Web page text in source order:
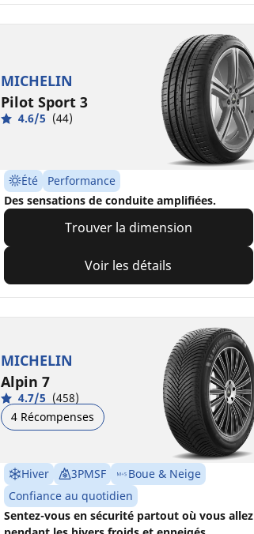
MICHELIN
Pilot Sport 3
4.6/5 (44)
Été
Performance
Des sensations de conduite amplifiées.
Trouver la dimension
Voir les détails
MICHELIN
Alpin 7
4.7/5 (458)
4 Récompenses
Hiver 3PMSF
Boue & Neige
Confiance au quotidien
Sentez-vous en sécurité partout où vous allez